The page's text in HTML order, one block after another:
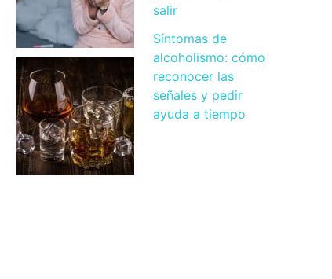
salir
Síntomas de
alcoholismo: cómo
reconocer las
señales y pedir
ayuda a tiempo